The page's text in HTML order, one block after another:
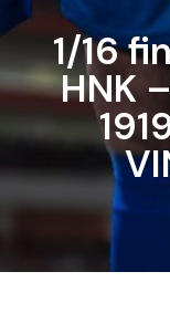
1/16
HNK